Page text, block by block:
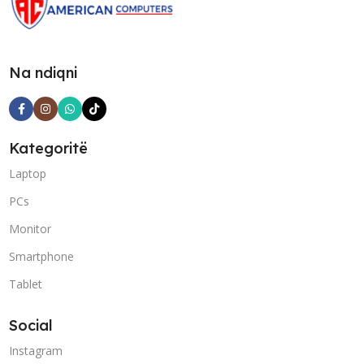
Na ndiqni
Kategoritë
Laptop
PCs
Monitor
Smartphone
Tablet
Social
Instagram